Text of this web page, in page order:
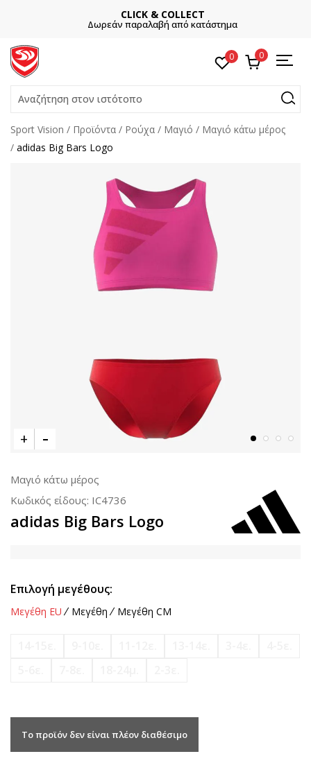
CLICK & COLLECT
Δωρεάν παραλαβή από κατάστημα
0 0
Αναζήτηση στον ιστότοπο
Sport Vision Προϊόντα Ρούχα Μαγιό
Μαγιό κάτω μέρος
adidas Big Bars Logo
Μαγιό κάτω μέρος
Κωδικός είδους: IC4736
adidas Big Bars Logo
Επιλογή μεγέθους:
Μεγέθη EU Μεγέθη Μεγέθη CM
Το προϊόν δεν είναι πλέον διαθέσιμο